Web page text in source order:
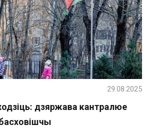
дзяржава кантралюе
29.08.2025